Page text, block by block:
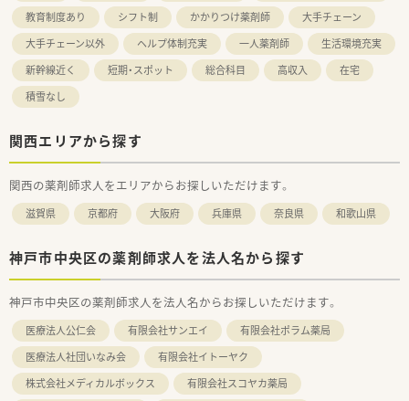
教育制度あり
シフト制 かかりつけ薬剤師
大手チェーン
大手チェーン以外
ヘルプ体制充実 一人薬剤師
生活環境充実
新幹線近く
短期・スポット 総合科目 高収入
在宅
積雪なし
関西エリアから探す
関西の薬剤師求人をエリアからお探しいただけます。
滋賀県 京都府 大阪府 兵庫県 奈良県 和歌山県
神戸市中央区の薬剤師求人を法人名から探す
神戸市中央区の薬剤師求人を法人名からお探しいただけます。
医療法人公仁会 有限会社サンエイ
有限会社ポラム薬局
医療法人社団いなみ会
有限会社イトーヤク
株式会社メディカルボックス
有限会社スコヤカ薬局